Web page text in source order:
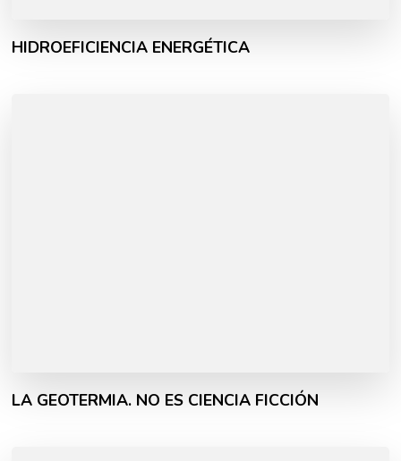
HIDROEFICIENCIA ENERGÉTICA
LA GEOTERMIA. NO ES CIENCIA FICCIÓN